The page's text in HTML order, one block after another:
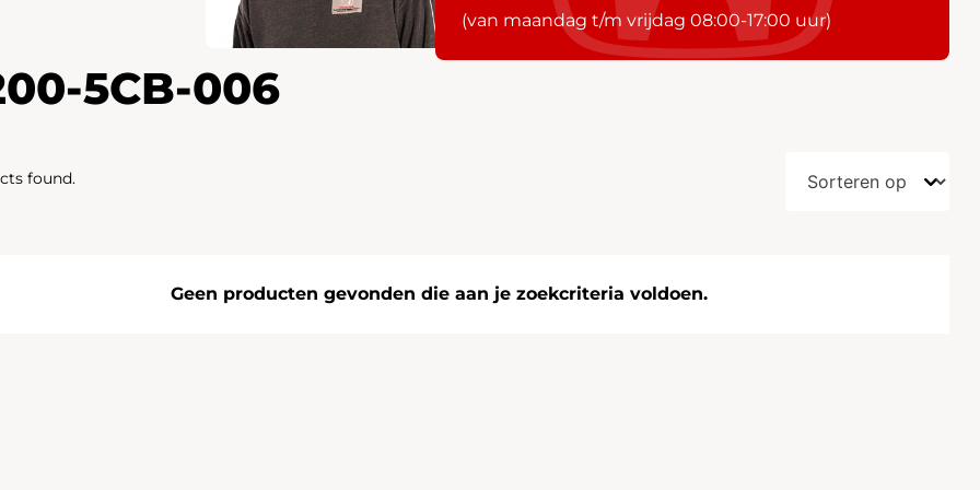
(van maandag t/m vrijdag 08:00-17:00 uur)
5CB-006
found.
Geen producten gevonden die aan je zoekcriteria voldoen.